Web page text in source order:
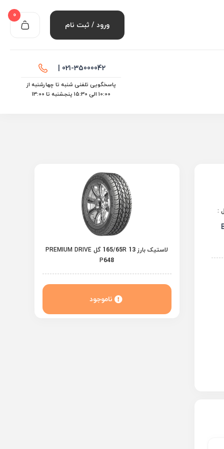
ورود / ثبت نام
0
021-35000042 |
پاسخگویی تلفنی شنبه تا چهارشنبه از
10:00 الی ۱۵:30 پنجشنبه تا 13:00
:
لاستیک بارز 165/65R 13 گل PREMIUM DRIVE
P648
ناموجود